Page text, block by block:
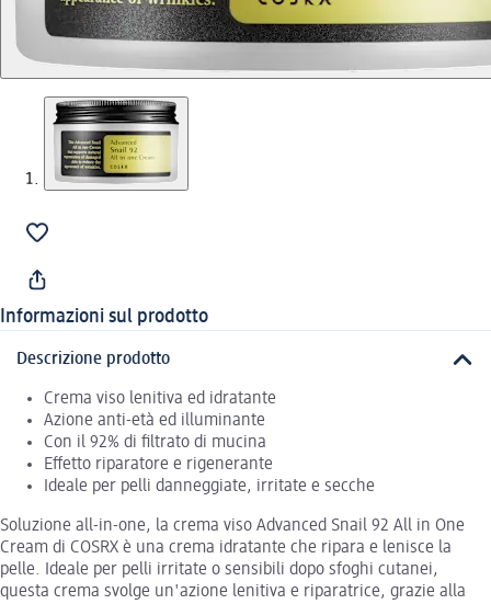
Informazioni sul prodotto
Descrizione prodotto
Crema viso lenitiva ed idratante
Azione anti-età ed illuminante
Con il 92% di filtrato di mucina
Effetto riparatore e rigenerante
Ideale per pelli danneggiate, irritate e secche
Soluzione all-in-one, la crema viso Advanced Snail 92 All in One
Cream di COSRX è una crema idratante che ripara e lenisce la
pelle. Ideale per pelli irritate o sensibili dopo sfoghi cutanei,
questa crema svolge un'azione lenitiva e riparatrice, grazie alla